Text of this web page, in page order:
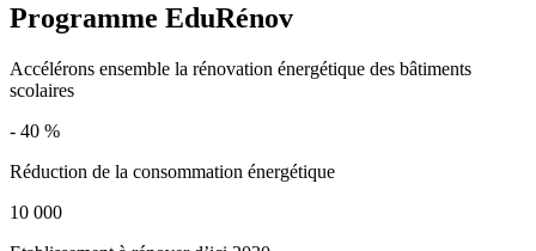
Programme EduRénov
Accélérons ensemble la rénovation énergétique des bâtiments
scolaires
- 40 %
Réduction de la consommation énergétique
10 000